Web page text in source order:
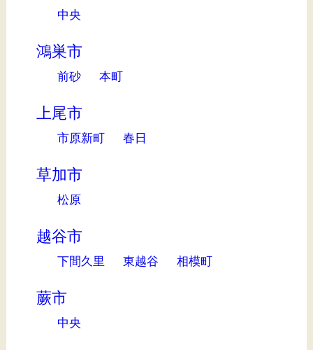
中央
鴻巣市
前砂 本町
上尾市
市原新町 春日
草加市
松原
越谷市
下間久里 東越谷 相模町
蕨市
中央